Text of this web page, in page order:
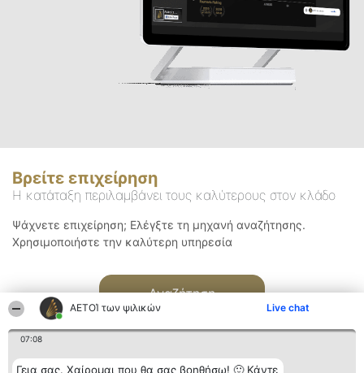
ΑΕΤΟΊ των ψιλικών Live chat
07:08
Γεια σας. Χαίρομαι που θα σας βοηθήσω! 🙂 Κάντε
Βρείτε επιχείρηση
Η κατάταξη περιλαμβάνει τους καλύτερους στον κλάδο
Ψάχνετε επιχείρηση; Ελέγξτε τη μηχανή αναζήτησης.
Χρησιμοποιήστε την καλύτερη υπηρεσία
Αναζήτηση